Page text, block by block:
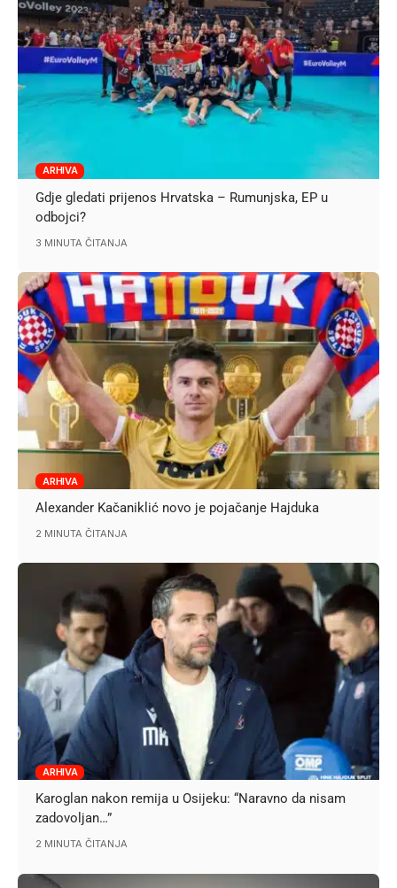
ARHIVA
Gdje gledati prijenos Hrvatska – Rumunjska, EP u
odbojci?
3 MINUTA ČITANJA
ARHIVA
Alexander Kačaniklić novo je pojačanje Hajduka
2 MINUTA ČITANJA
ARHIVA
Karoglan nakon remija u Osijeku: “Naravno da nisam
zadovoljan…”
2 MINUTA ČITANJA